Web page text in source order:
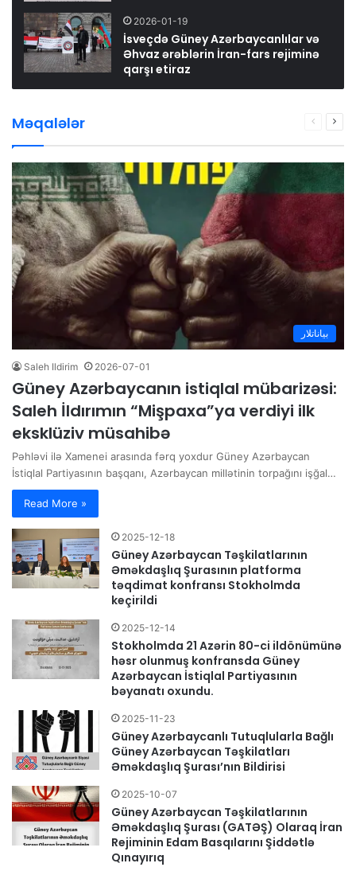
2026-01-19
İsveçdə Güney Azərbaycanlılar və
Əhvaz ərəblərin İran-fars rejiminə
qarşı etiraz
Məqalələr
Previous
بیاناتلار
Saleh Ildirim 2026-07-01
Güney Azərbaycanın istiqlal mübarizəsi:
Saleh İldırımın “Mişpaxa”ya verdiyi ilk
eksklüziv müsahibə
Pəhləvi ilə Xamenei arasında fərq yoxdur Güney Azərbaycan
İstiqlal Partiyasının başqanı, Azərbaycan millətinin torpağını işğal…
Read More »
2025-12-18
Güney Azərbaycan Təşkilatlarının
Əməkdaşlıq Şurasının platforma
təqdimat konfransı Stokholmda
keçirildi
2025-12-14
Stokholmda 21 Azərin 80-ci ildönümünə
həsr olunmuş konfransda Güney
Azərbaycan İstiqlal Partiyasının
bəyanatı oxundu.
2025-11-23
Güney Azərbaycanlı Tutuqlularla Bağlı
Güney Azərbaycan Təşkilatları
Əməkdaşlıq Şurası’nın Bildirisi
2025-10-07
Güney Azərbaycan Təşkilatlarının
Əməkdaşlıq Şurası (GATƏŞ) Olaraq İran
Rejiminin Edam Basqılarını Şiddətlə
Qınayırıq